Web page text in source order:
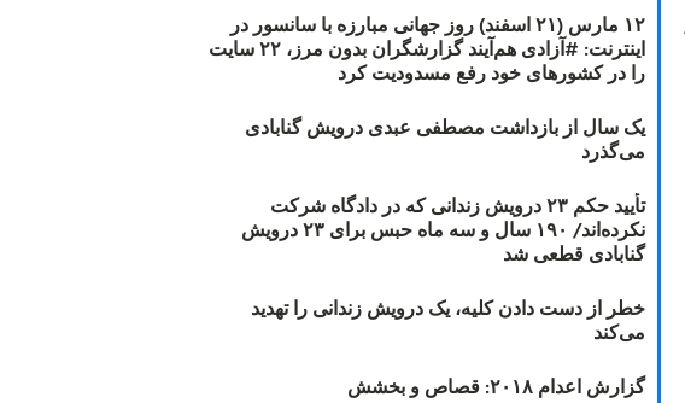
۱۲ مارس (۲۱ اسفند) روز جهانی مبارزه با سانسور در
اینترنت: #آزادی هم‌آیند گزارشگران‌ بدون مرز، ۲۲ سایت
را در کشورهای خود رفع مسدودیت کرد
یک سال از بازداشت مصطفی عبدی درویش گنابادی
می‌گذرد
تأیید حکم ۲۳ درویش زندانی که در دادگاه شرکت
نکرده‌اند/ ۱۹۰ سال و سه ماه حبس برای ۲۳ درویش
گنابادی قطعی شد
خطر از دست دادن کلیه، یک درویش زندانی را تهدید
می‌کند
گزارش اعدام ۲۰۱۸: قصاص و بخشش